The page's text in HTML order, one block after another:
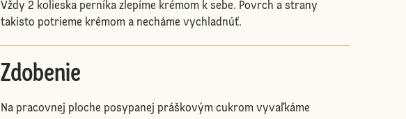
Vždy 2 kolieska perníka zlepíme krémom k sebe. Povrch a strany
takisto potrieme krémom a necháme vychladnúť.
Zdobenie
Na pracovnej ploche posypanej práškovým cukrom vyvaľkáme